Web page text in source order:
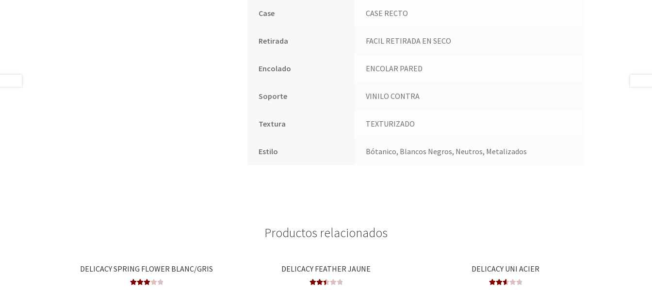
Case CASE RECTO
Retirada FACIL RETIRADA EN SECO
Encolado ENCOLAR PARED
Soporte VINILO CONTRA
Textura TEXTURIZADO
Estilo Bótanico, Blancos Negros, Neutros, Metalizados
Productos relacionados
DELICACY SPRING FLOWER BLANC/GRIS DELICACY FEATHER JAUNE DELICACY UNI ACIER